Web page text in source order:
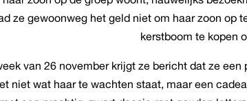
ze gewoonweg het geld niet om haar zoon op
kerstboom te kopen
van 26 november krijgt ze bericht dat ze
niet wat haar te wachten staat, maar een